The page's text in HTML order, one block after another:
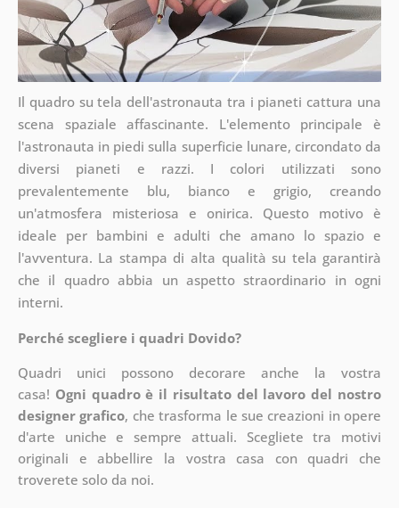
Il quadro su tela dell'astronauta tra i pianeti cattura una
scena spaziale affascinante. L'elemento principale è
l'astronauta in piedi sulla superficie lunare, circondato da
diversi pianeti e razzi. I colori utilizzati sono
prevalentemente blu, bianco e grigio, creando
un'atmosfera misteriosa e onirica. Questo motivo è
ideale per bambini e adulti che amano lo spazio e
l'avventura. La stampa di alta qualità su tela garantirà
che il quadro abbia un aspetto straordinario in ogni
interni.
Perché scegliere i quadri Dovido?
Quadri unici possono decorare anche la vostra
casa! Ogni quadro è il risultato del lavoro del nostro
designer grafico, chetrasforma le sue creazioni in opere
d'arte uniche e sempre attuali. Scegliete tra motivi
originali e abbellire la vostra casa con quadri che
troverete solo da noi.